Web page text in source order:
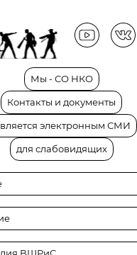
Мы - СО НКО
Контакты и документы
электронным СМИ
для слабовидящих